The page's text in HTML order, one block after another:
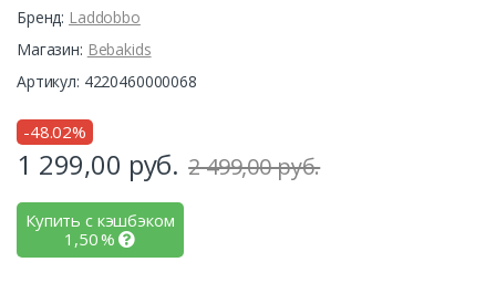
Бренд: Laddobbo
Магазин: Bebakids
Артикул: 4220460000068
-48.02%
1 299,00 руб. 2 499,00 руб.
Купить с кэшбэком
1,50%